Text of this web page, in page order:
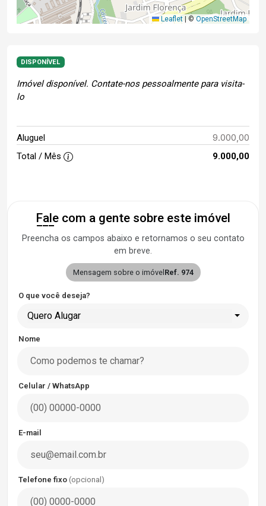
Leaflet | © OpenStreetMap
DISPONÍVEL
Imóvel disponível. Contate-nos pessoalmente para visita-
lo
Aluguel 9.000,00
Total / Mês 9.000,00
Fale com a gente sobre este imóvel
Preencha os campos abaixo e retornamos o seu contato
em breve.
Mensagem sobre o imóvelRef. 974
O que você deseja?
Quero Alugar
Nome
Celular / WhatsApp
E-mail
Telefone fixo (opcional)